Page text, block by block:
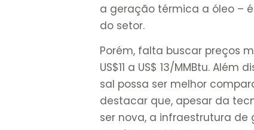
a geração térmica a óleo –
do setor.
Porém, falta buscar preços
US$11 a US$ 13/MMBtu.
sal possa ser melhor
destacar que, apesar da
ser nova, a infraestrutura